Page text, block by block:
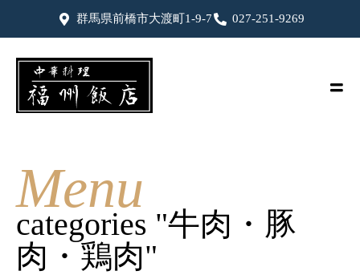
群馬県前橋市大渡町1-9-7 027-251-9269
Menu
categories "牛肉・豚
肉・鶏肉"